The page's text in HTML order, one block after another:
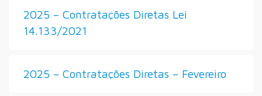
2025 – Contratações Diretas Lei
14.133/2021
2025 – Contratações Diretas – Fevereiro